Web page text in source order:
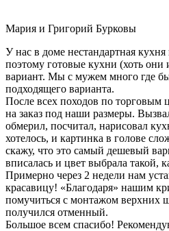
Мария и Григорий Бурковы
У нас в доме нестандартная
поэтому готовые кухни (хоть
вариант. Мы с мужем много где
подходящего варианта.
После всех походов по торговым
на заказ под наши размеры.
обмерил, посчитал, нарисовал
хотелось, и картинка в голове
скажу, что это самый дешевый
вписалась и цвет выбрала такой,
Примерно через 2 недели нам
красавицу! «Благодаря» нашим
помучиться с монтажом верхних
получился отменный.
Большое всем спасибо!